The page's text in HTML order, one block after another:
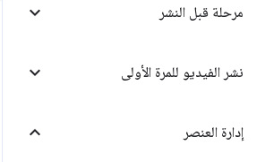
مرحلة قبل النشر
نشر الفيديو للمرة الأولى
إدارة العنصر